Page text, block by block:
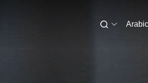
Arabic